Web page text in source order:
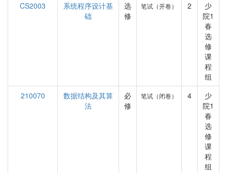
CS2003
系统程序设计基
础
选
修
笔试（开卷） 2
少
院1
春
选
修
课
程
组
210070
数据结构及其算
法
必
修
笔试（闭卷） 4
少
院1
春
选
修
课
程
组